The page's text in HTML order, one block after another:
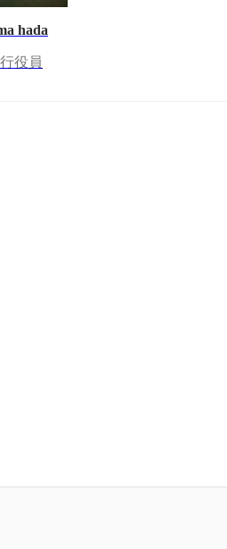
hada
役員
の採用担当兼取締役